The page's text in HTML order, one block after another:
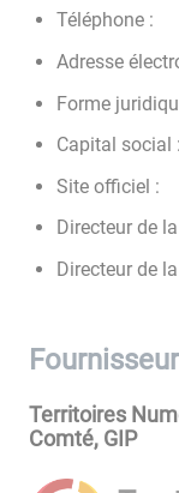
Téléphone :
Adresse
Forme
Capital social :
Site officiel :
Directeur de
Directeur de
Fournisseur
Territoires
Comté, GIP